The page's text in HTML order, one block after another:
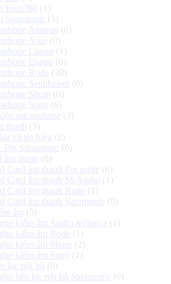
Insta360 (1)
Saramonic (3)
Amaran
(0)
Asus (0)
Canon
(1)
Elgato (0)
Rode (30)
Sennheiser
(0)
Shure (0)
Sony (6)
microphone (3)
thanh
(3)
và tín hiệu
(2)
Pin Saramonic (0)
thanh
(8)
Card âm thanh Focusrite (6)
Card âm thanh M-Audio (1)
Card âm thanh Rode (1)
Card âm thanh Saramonic (0)
âm (5)
kiểm âm Audio-technica (1)
kiểm âm Rode (1)
kiểm âm Shure (2)
kiểm âm Sony (1)
lạc nội bộ (0)
liên lạc nội bộ Saramonic (0)